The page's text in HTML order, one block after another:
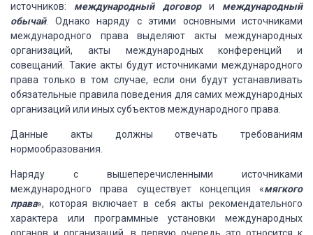
источников: международныйдоговори международный
обычай. Однако наряду с этими основными источниками
международного права выделяют акты международных
организаций, акты международныхконференций и
совещаний. Такие акты будут источниками международного
права только в том случае, если они будут устанавливать
обязательные правила поведения для самих международных
организаций или иных субъектов международного права.
Данные акты должны отвечать требованиям
нормообразования.
Наряду с вышеперечисленными источниками
международного права существует концепция «мягкого
права», которая включает в себя акты рекомендательного
характера или программные установки международных